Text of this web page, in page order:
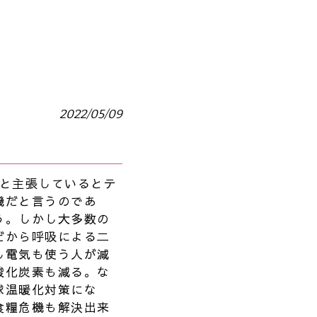
2022/05/09
主張しているとテ
と言うのであ
しかし大多数の
ら呼吸による二
気も使う人が減
炭素も減る。な
暖化対策にな
危機も解決出来